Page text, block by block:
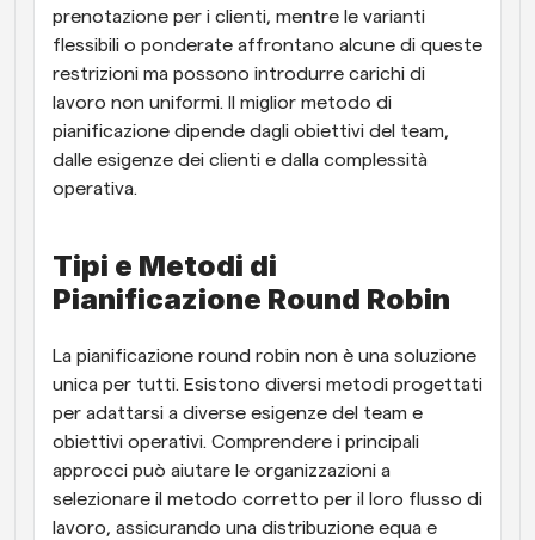
prenotazione per i clienti, mentre le varianti
flessibili o ponderate affrontano alcune di queste
restrizioni ma possono introdurre carichi di
lavoro non uniformi. Il miglior metodo di
pianificazione dipende dagli obiettivi del team,
dalle esigenze dei clienti e dalla complessità
operativa.
Tipi e Metodi di
Pianificazione Round Robin
La pianificazione round robin non è una soluzione
unica per tutti. Esistono diversi metodi progettati
per adattarsi a diverse esigenze del team e
obiettivi operativi. Comprendere i principali
approcci può aiutare le organizzazioni a
selezionare il metodo corretto per il loro flusso di
lavoro, assicurando una distribuzione equa e